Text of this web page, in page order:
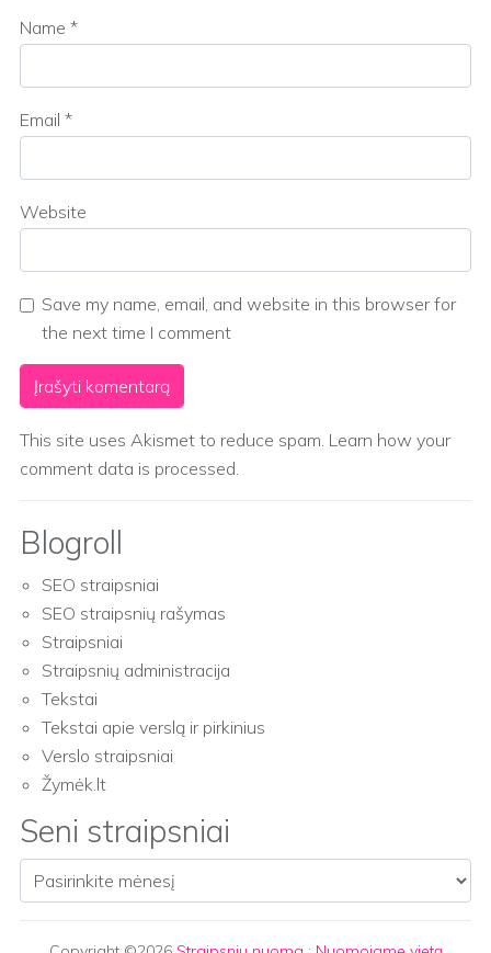
Name *
Email *
Website
Save my name, email, and website in this browser for
the next time I comment
This site uses Akismet to reduce spam. Learn how your
comment data is processed.
Blogroll
SEO straipsniai
SEO straipsnių rašymas
Straipsniai
Straipsnių administracija
Tekstai
Tekstai apie verslą ir pirkinius
Verslo straipsniai
Žymėk.lt
Seni straipsniai
Seni straipsniai